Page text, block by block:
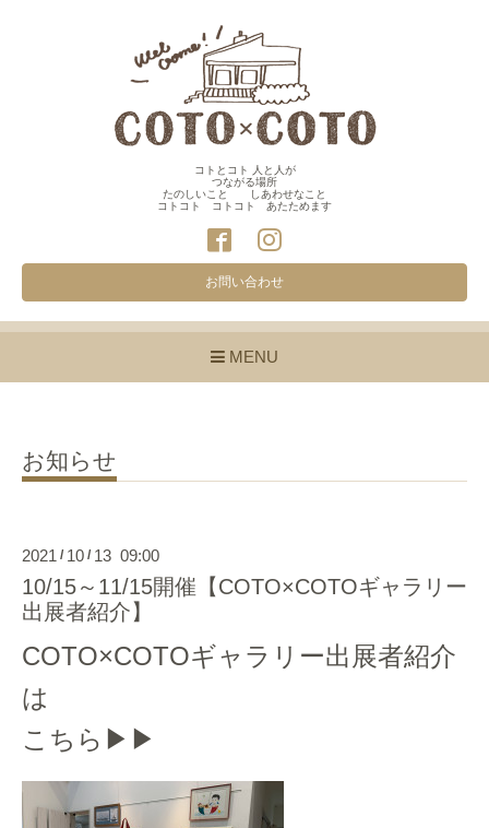
コトとコト 人と人が
つながる場所
たのしいこと しあわせなこと
コトコト コトコト あたためます
お問い合わせ
MENU
お知らせ
2021 / 10 / 13 09:00
10/15～11/15開催【COTO×COTOギャラリー
出展者紹介】
COTO×COTOギャラリー出展者紹介
は
こちら▶▶